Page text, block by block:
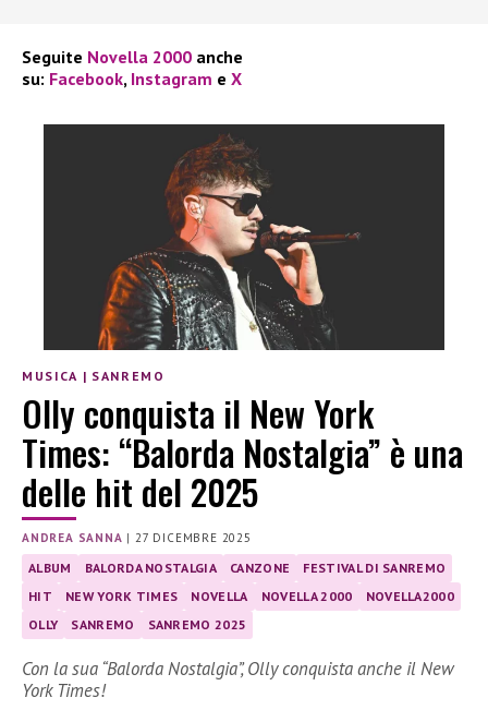
Seguite Novella 2000 anche
su: Facebook, Instagram e X
MUSICA | SANREMO
Olly conquista il New York
Times: “Balorda Nostalgia” è una
delle hit del 2025
ANDREA SANNA |27 DICEMBRE 2025
ALBUM BALORDA NOSTALGIA CANZONE
FESTIVAL DI SANREMO
HIT
NEW YORK TIMES NOVELLA NOVELLA 2000
NOVELLA2000
OLLY
SANREMO SANREMO 2025
Con la sua “Balorda Nostalgia”, Olly conquista anche il New
York Times!